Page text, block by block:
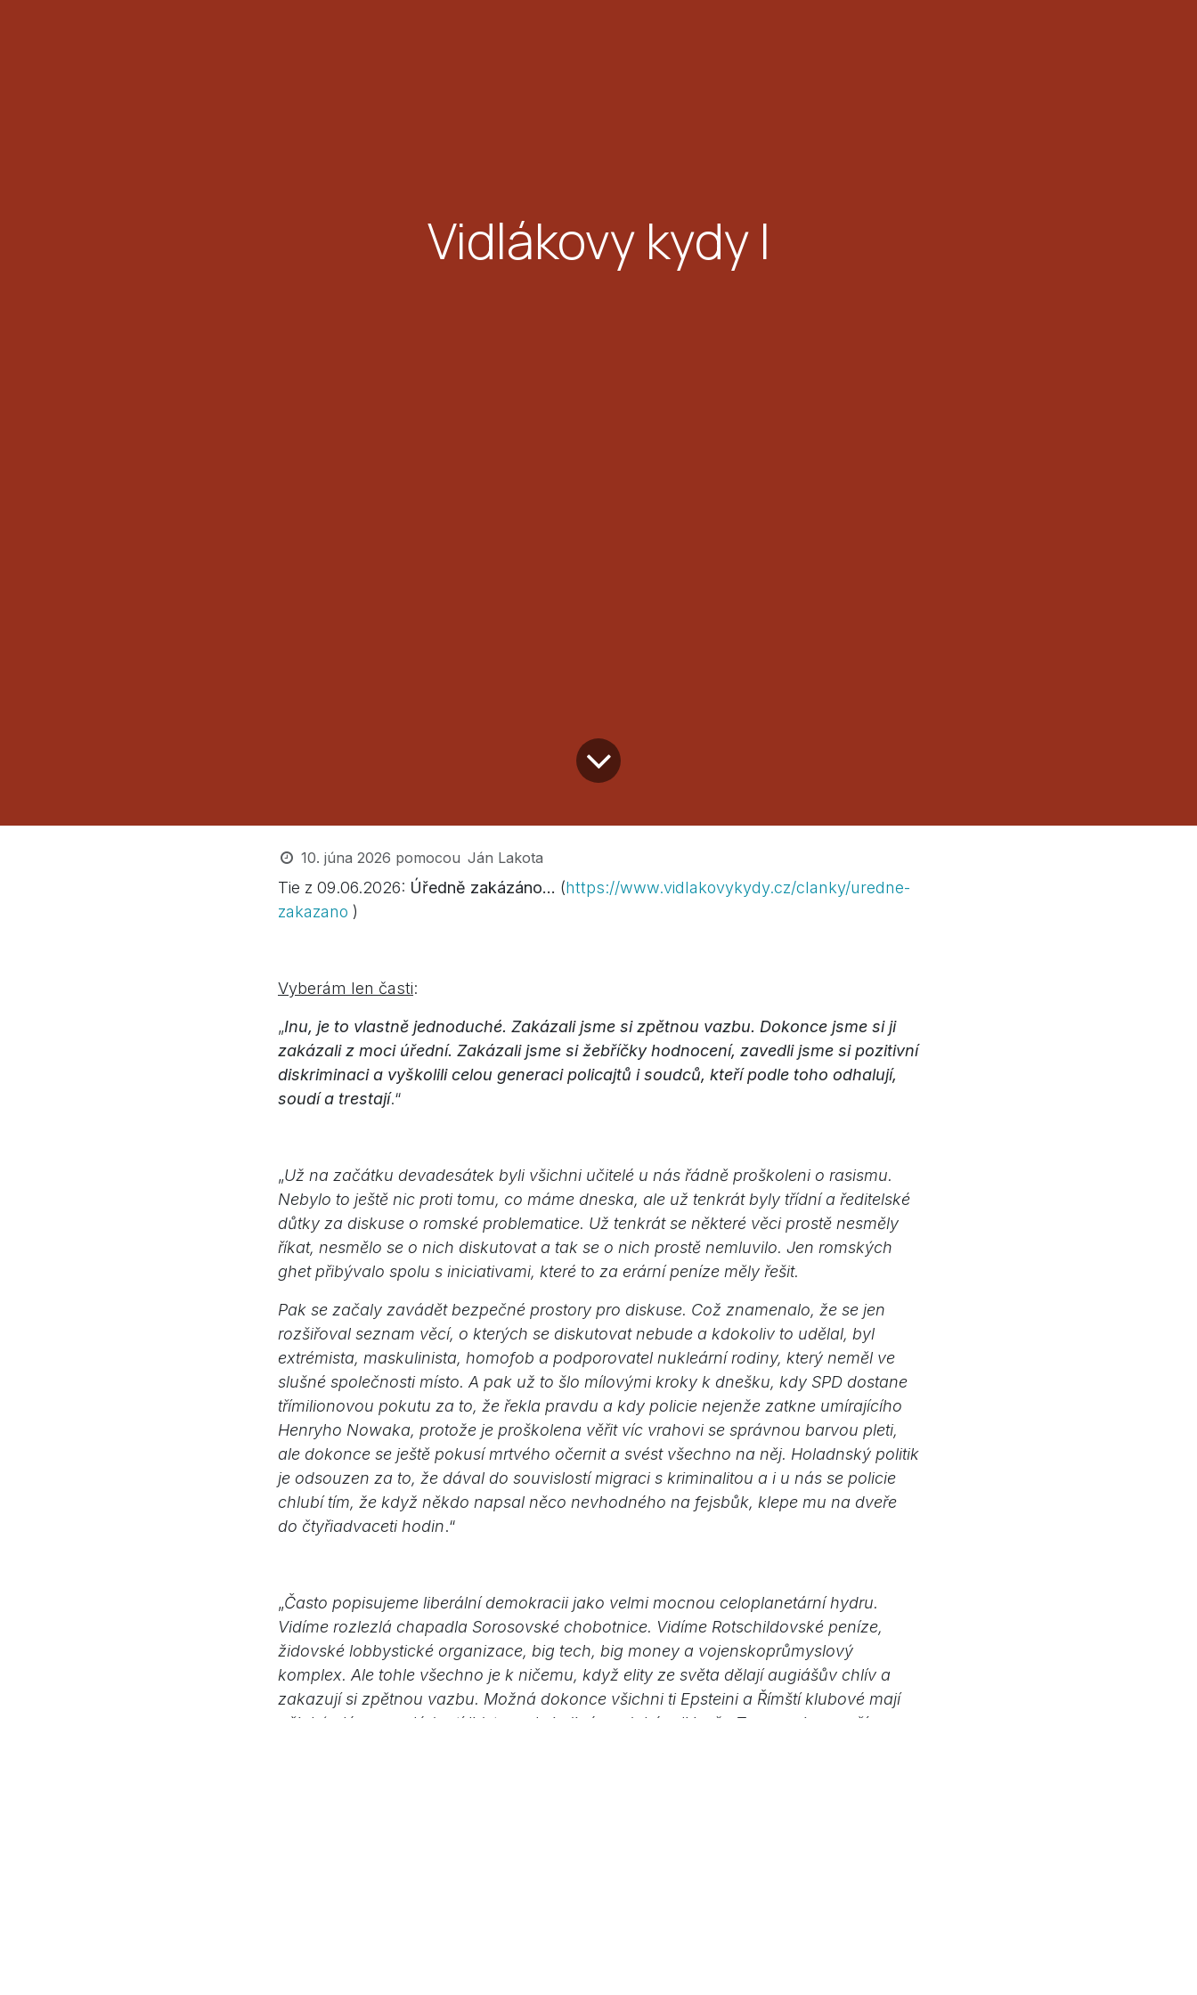
Vidlákovy kydy I
10. júna 2026 pomocou Ján Lakota
Tie z 09.06.2026: Úředně zakázáno... (https://www.vidlakovykydy.cz/clanky/uredne-
zakazano )
Vyberám len časti:
„Inu, je to vlastně jednoduché. Zakázali jsme si zpětnou vazbu. Dokonce jsme si ji
zakázali z moci úřední. Zakázali jsme si žebříčky hodnocení, zavedli jsme si pozitivní
diskriminaci a vyškolili celou generaci policajtů i soudců, kteří podle toho odhalují,
soudí a trestají.“
„Už na začátku devadesátek byli všichni učitelé u nás řádně proškoleni o rasismu.
Nebylo to ještě nic proti tomu, co máme dneska, ale už tenkrát byly třídní a ředitelské
důtky za diskuse o romské problematice. Už tenkrát se některé věci prostě nesměly
říkat, nesmělo se o nich diskutovat a tak se o nich prostě nemluvilo. Jen romských
ghet přibývalo spolu s iniciativami, které to za erární peníze měly řešit.
Pak se začaly zavádět bezpečné prostory pro diskuse. Což znamenalo, že se jen
rozšiřoval seznam věcí, o kterých se diskutovat nebude a kdokoliv to udělal, byl
extrémista, maskulinista, homofob a podporovatel nukleární rodiny, který neměl ve
slušné společnosti místo. A pak už to šlo mílovými kroky k dnešku, kdy SPD dostane
třímilionovou pokutu za to, že řekla pravdu a kdy policie nejenže zatkne umírajícího
Henryho Nowaka, protože je proškolena věřit víc vrahovi se správnou barvou pleti,
ale dokonce se ještě pokusí mrtvého očernit a svést všechno na něj. Holadnský politik
je odsouzen za to, že dával do souvislostí migraci s kriminalitou a i u nás se policie
chlubí tím, že když někdo napsal něco nevhodného na fejsbůk, klepe mu na dveře
do čtyřiadvaceti hodin.“
„Často popisujeme liberální demokracii jako velmi mocnou celoplanetární hydru.
Vidíme rozlezlá chapadla Sorosovské chobotnice. Vidíme Rotschildovské peníze,
židovské lobbystické organizace, big tech, big money a vojenskoprůmyslový
komplex. Ale tohle všechno je k ničemu, když elity ze světa dělají augiášův chlív a
zakazují si zpětnou vazbu. Možná dokonce všichni ti Epsteini a Římští klubové mají
nějaký plán na ovládnutí lidstva, ale jediné co dokázali je, že Trumpovi poroučí